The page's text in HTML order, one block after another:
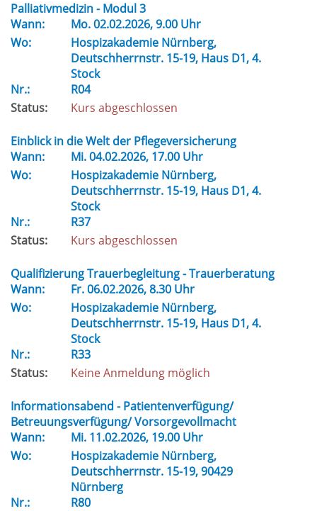
Palliativmedizin - Modul 3
Wann:
Mo.02.02.2026, 9.00 Uhr
Wo:
Hospizakademie Nürnberg,
Deutschherrnstr. 15-19, Haus D1, 4.
Stock
Nr.:
R04
Status:
Kurs abgeschlossen
Einblick in die Welt der Pflegeversicherung
Wann:
Mi.04.02.2026, 17.00 Uhr
Wo:
Hospizakademie Nürnberg,
Deutschherrnstr. 15-19, Haus D1, 4.
Stock
Nr.:
R37
Status:
Kurs abgeschlossen
Qualifizierung Trauerbegleitung - Trauerberatung
Wann:
Fr.06.02.2026, 8.30 Uhr
Wo:
Hospizakademie Nürnberg,
Deutschherrnstr. 15-19, Haus D1, 4.
Stock
Nr.:
R33
Status:
Keine Anmeldung möglich
Informationsabend - Patientenverfügung/
Betreuungsverfügung/ Vorsorgevollmacht
Wann:
Mi. 11.02.2026, 19.00 Uhr
Wo:
Hospizakademie Nürnberg,
Deutschherrnstr. 15-19, 90429
Nürnberg
Nr.:
R80